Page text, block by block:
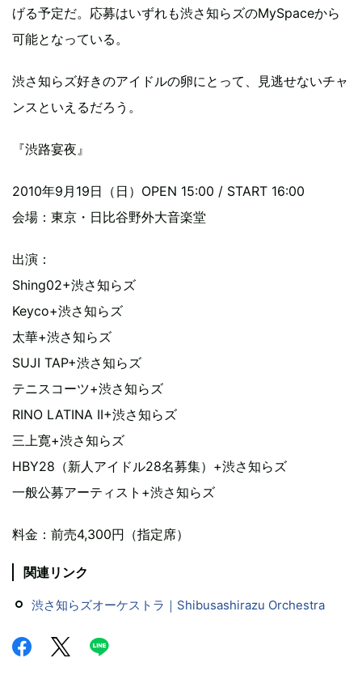
げる予定だ。応募はいずれも渋さ知らズのMySpaceから
可能となっている。
渋さ知らズ好きのアイドルの卵にとって、見逃せないチャ
ンスといえるだろう。
『渋路宴夜』
2010年9月19日（日）OPEN 15:00 / START 16:00
会場：東京・日比谷野外大音楽堂
出演：
Shing02+渋さ知らズ
Keyco+渋さ知らズ
太華+渋さ知らズ
SUJI TAP+渋さ知らズ
テニスコーツ+渋さ知らズ
RINO LATINA II+渋さ知らズ
三上寛+渋さ知らズ
HBY28（新人アイドル28名募集）+渋さ知らズ
一般公募アーティスト+渋さ知らズ
料金：前売4,300円（指定席）
関連リンク
渋さ知らズオーケストラ｜Shibusashirazu Orchestra